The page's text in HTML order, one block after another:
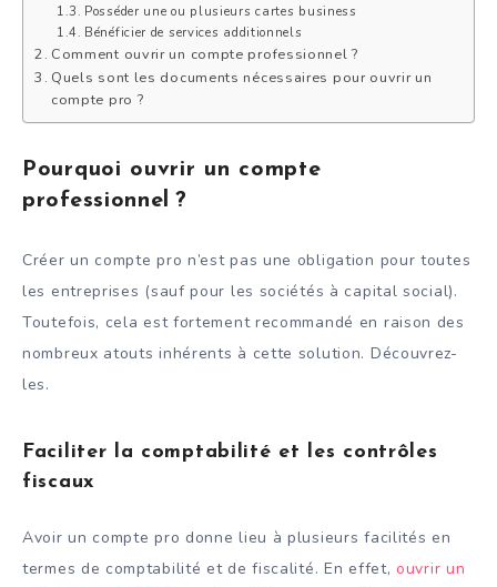
Posséder une ou plusieurs cartes business
Bénéficier de services additionnels
Comment ouvrir un compte professionnel ?
Quels sont les documents nécessaires pour ouvrir un
compte pro ?
Pourquoi ouvrir un compte
professionnel ?
Créer un compte pro n’est pas une obligation pour toutes
les entreprises (sauf pour les sociétés à capital social).
Toutefois, cela est fortement recommandé en raison des
nombreux atouts inhérents à cette solution. Découvrez-
les.
Faciliter la comptabilité et les contrôles
fiscaux
Avoir un compte pro donne lieu à plusieurs facilités en
termes de comptabilité et de fiscalité. En effet, ouvrir un